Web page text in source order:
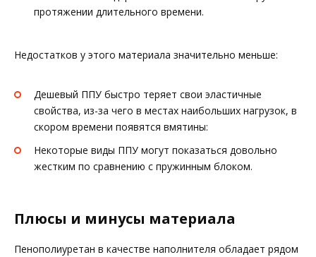
протяжении длительного времени.
Недостатков у этого материала значительно меньше:
Дешевый ППУ быстро теряет свои эластичные
свойства, из-за чего в местах наибольших нагрузок, в
скором времени появятся вмятины:
Некоторые виды ППУ могут показаться довольно
жестким по сравнению с пружинным блоком.
Плюсы и минусы материала
Пенополиуретан в качестве наполнителя обладает рядом